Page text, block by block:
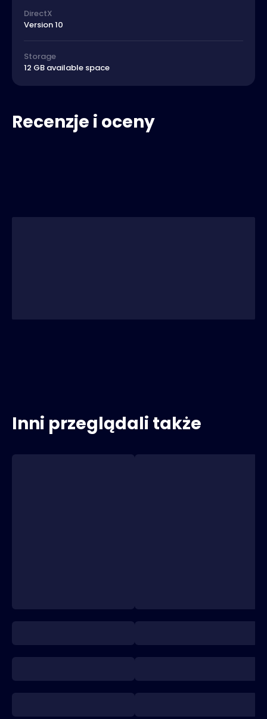
DirectX
Version 10
Storage
12 GB available space
Recenzje i oceny
Inni przeglądali także